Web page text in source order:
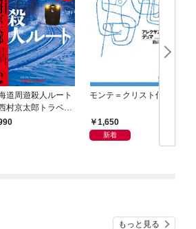
道周遊殺人ルート
村京太郎トラベル
テリー・セレクシ
モンテ＝クリスト伯3
1,650
新着
もっと見る